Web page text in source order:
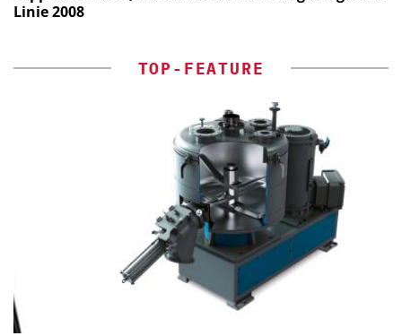
Linie 2008
TOP-FEATURE